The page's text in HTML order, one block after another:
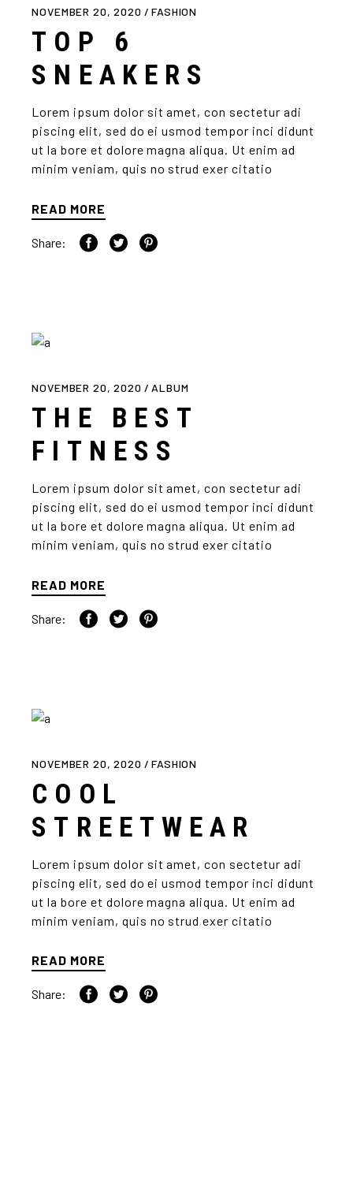
NOVEMBER 20, 2020 FASHION
TOP 6
SNEAKERS
Lorem ipsum dolor sit amet, con sectetur adi
piscing elit, sed do ei usmod tempor inci didunt
ut la bore et dolore magna aliqua. Ut enim ad
minim veniam, quis no strud exer citatio
READ MORE
Share:
NOVEMBER 20, 2020 ALBUM
THE BEST
FITNESS
Lorem ipsum dolor sit amet, con sectetur adi
piscing elit, sed do ei usmod tempor inci didunt
ut la bore et dolore magna aliqua. Ut enim ad
minim veniam, quis no strud exer citatio
READ MORE
Share:
NOVEMBER 20, 2020 FASHION
COOL
STREETWEAR
Lorem ipsum dolor sit amet, con sectetur adi
piscing elit, sed do ei usmod tempor inci didunt
ut la bore et dolore magna aliqua. Ut enim ad
minim veniam, quis no strud exer citatio
READ MORE
Share: